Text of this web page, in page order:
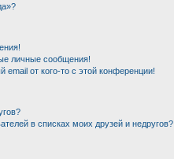
личные сообщения!
от кого-то с этой конференции!
в списках моих друзей и недругов?